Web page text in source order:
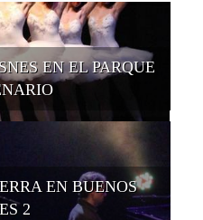
EN EL PARQUE
EN BUENOS
2